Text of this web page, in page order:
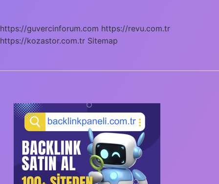
https://guvercinforum.com https://revu.com.tr
https://kozastor.com.tr Sitemap
SIDEBAR